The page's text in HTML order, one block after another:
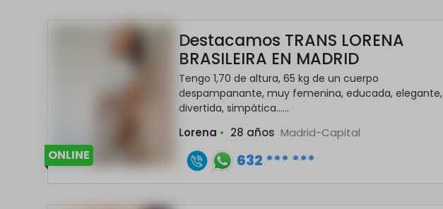
ONLINE
Destacamos TRANS LORENA
BRASILEIRA EN MADRID
Tengo 1,70 de altura, 65 kg de un cuerpo
despampanante, muy femenina, educada, elegante,
divertida, simpática......
Lorena • 28 años Madrid-Capital
632 *** ***